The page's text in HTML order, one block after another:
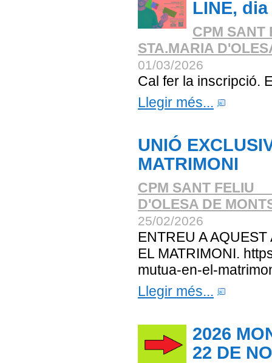
LINE,
CPM SANT
STA.MARIA
01/03/2026
Cal fer la inscripció.
Llegir més...
UNIÓ
MATRIMONI
CPM SANT FELIU
D'OLESA DE
25/02/2026
ENTREU A
EL MATRIMONI.
mutua-en-el-
Llegir més...
2026
22 DE